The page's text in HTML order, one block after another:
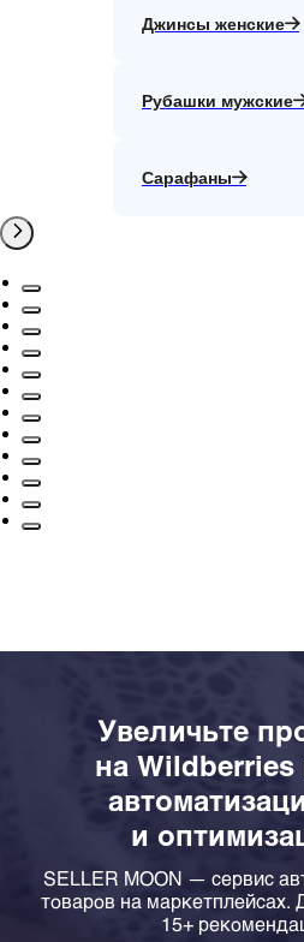
Джинсы женские
Рубашки мужские
Сарафаны
Увеличьте
на Wildberries
и
SELLER MOON — сервис
товаров на маркетплейсах.
15+